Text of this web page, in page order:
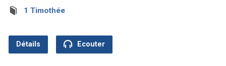
1 Timothée
Détails Ecouter